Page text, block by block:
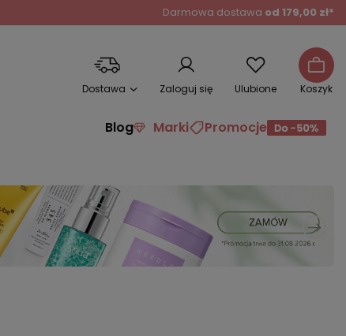
Darmowa dostawa od 179,00 zł*
Dostawa Zaloguj się Ulubione Koszyk
Blog Marki Promocje